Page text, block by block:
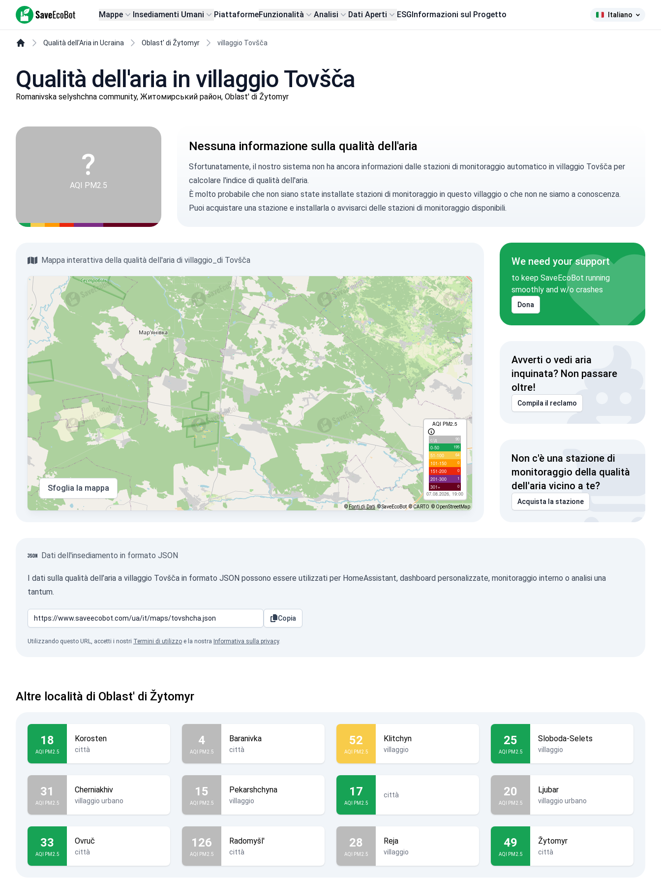
SaveEcoBot Mappe Insediamenti Umani PiattaformeFunzionalità Analisi Dati Aperti ESGInformazioni sul Progetto Italiano
Qualità dell'Aria in Ucraina Oblast' di Žytomyr villaggio Tovšča
Qualità dell'aria in villaggio Tovšča
Romanivska selyshchna community, Житомирський район, Oblast' di Žytomyr
?
AQI PM2.5
Nessuna informazione sulla qualità dell'aria
Sfortunatamente, il nostro sistema non ha ancora informazioni dalle stazioni di monitoraggio automatico in villaggio Tovšča per
calcolare l'indice di qualità dell'aria.
È molto probabile che non siano state installate stazioni di monitoraggio in questo villaggio o che non ne siamo a conoscenza.
Puoi acquistare una stazione e installarla o avvisarcidelle stazioni di monitoraggio disponibili.
Mappa interattiva della qualità dell'aria di villaggio_di Tovšča
AQI PM2.5
с/д 90
0-50 195
51-100 64
101-150 0
151-200 0
201-300 1
301+ 0
07.08.2026, 19:00
Sfoglia la mappa
© Fonti di Dati © SaveEcoBot © CARTO © OpenStreetMap
We need your support
to keep SaveEcoBot running
smoothly and w/o crashes
Dona
Avverti o vedi aria
inquinata? Non passare
oltre!
Compila il reclamo
Non c'è una stazione di
monitoraggio della qualità
dell'aria vicino a te?
Acquista la stazione
Dati dell'insediamento in formato JSON
I dati sulla qualità dell’aria a villaggio Tovšča in formato JSON possono essere utilizzati per HomeAssistant, dashboard personalizzate, monitoraggio interno o analisi una
tantum.
Copia
Utilizzando questo URL, accetti i nostri Termini di utilizzo e la nostra Informativa sulla privacy.
Altre località di Oblast' di Žytomyr
18
AQI PM2.5
Korosten
città
4
AQI PM2.5
Baranivka
città
52
AQI PM2.5
Klitchyn
villaggio
25
AQI PM2.5
Sloboda-Selets
villaggio
31
AQI PM2.5
Cherniakhiv
villaggio urbano
15
AQI PM2.5
Pekarshchyna
villaggio
17
AQI PM2.5
città 20
AQI PM2.5
Ljubar
villaggio urbano
33
AQI PM2.5
Ovruč
città
126
AQI PM2.5
Radomyšl'
città
28
AQI PM2.5
Reja
villaggio
49
AQI PM2.5
Žytomyr
città